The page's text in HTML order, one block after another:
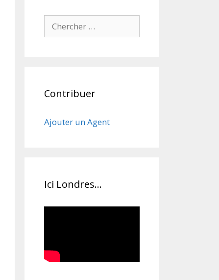
Chercher pour:
Contribuer
Ajouter un Agent
Ici Londres…